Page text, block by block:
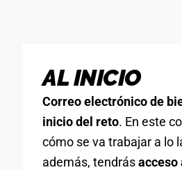
AL INICIO
Correo electrónico de
inicio del reto. En este
cómo se va trabajar a lo
además, tendrásacceso